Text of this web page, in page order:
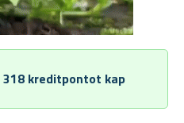
318 kreditpontot kap